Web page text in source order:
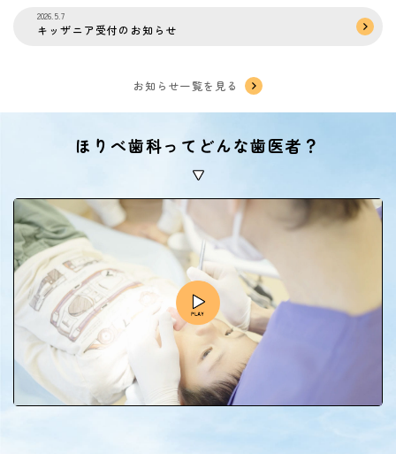
2026.5.7
キッザニア受付のお知らせ
お知らせ一覧を見る
ほりべ歯科ってどんな歯医者？